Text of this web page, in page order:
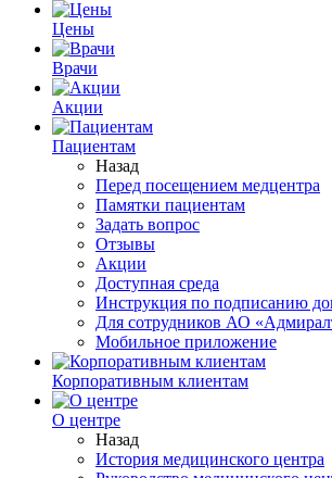
Цены
Врачи
Акции
Пациентам
Назад
Перед посещением медцентра
Памятки пациентам
Задать вопрос
Отзывы
Акции
Доступная среда
Инструкция по подписанию
Для сотрудников АО
Мобильное приложение
Корпоративным клиентам
О центре
Назад
История медицинского центра